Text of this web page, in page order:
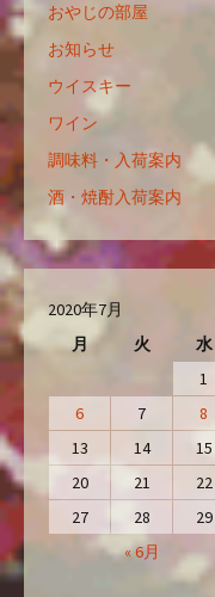
おやじの部屋
お知らせ
ウイスキー
ワイン
調味料・入荷案内
酒・焼酎入荷案内
2020年7月
月
火 水
« 6月
1
6
7 8
13
14 15
20
21 22
27
28 29